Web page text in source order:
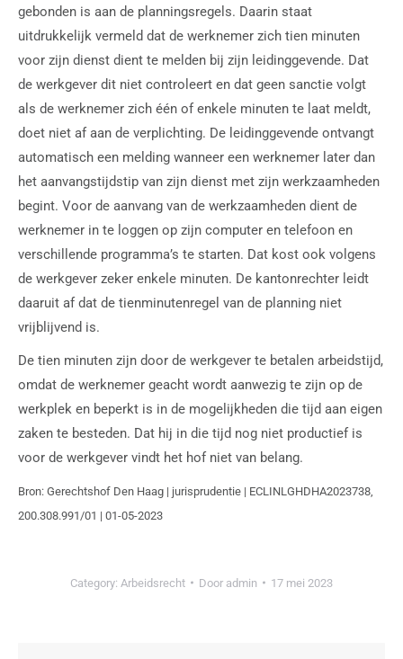
gebonden is aan de planningsregels. Daarin staat
uitdrukkelijk vermeld dat de werknemer zich tien minuten
voor zijn dienst dient te melden bij zijn leidinggevende. Dat
de werkgever dit niet controleert en dat geen sanctie volgt
als de werknemer zich één of enkele minuten te laat meldt,
doet niet af aan de verplichting. De leidinggevende ontvangt
automatisch een melding wanneer een werknemer later dan
het aanvangstijdstip van zijn dienst met zijn werkzaamheden
begint. Voor de aanvang van de werkzaamheden dient de
werknemer in te loggen op zijn computer en telefoon en
verschillende programma’s te starten. Dat kost ook volgens
de werkgever zeker enkele minuten. De kantonrechter leidt
daaruit af dat de tienminutenregel van de planning niet
vrijblijvend is.
De tien minuten zijn door de werkgever te betalen arbeidstijd,
omdat de werknemer geacht wordt aanwezig te zijn op de
werkplek en beperkt is in de mogelijkheden die tijd aan eigen
zaken te besteden. Dat hij in die tijd nog niet productief is
voor de werkgever vindt het hof niet van belang.
Bron: Gerechtshof Den Haag | jurisprudentie | ECLINLGHDHA2023738,
200.308.991/01 | 01-05-2023
Category: Arbeidsrecht Door admin 17 mei 2023